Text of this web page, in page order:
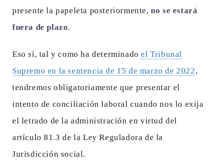
presente la papeleta posteriormente,no se estará
fuera de plazo.
Eso sí, tal y como ha determinadoel Tribunal
Supremo en la sentencia de 15 de marzo de 2022,
tendremos obligatoriamente que presentar el
intento de conciliación laboral cuando nos lo exija
el letrado de la administración en virtud del
artículo 81.3 de la Ley Reguladora de la
Jurisdicción social.